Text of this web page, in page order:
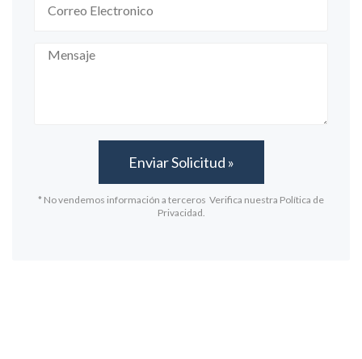
* No vendemos información a terceros Verifica nuestra Política de
Privacidad.